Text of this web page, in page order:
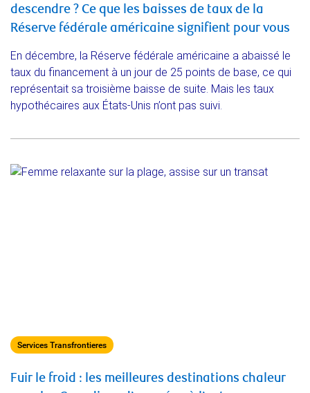
descendre ? Ce que les baisses de taux de la
Réserve fédérale américaine signifient pour vous
En décembre, la Réserve fédérale américaine a abaissé le
taux du financement à un jour de 25 points de base, ce qui
représentait sa troisième baisse de suite. Mais les taux
hypothécaires aux États-Unis n’ont pas suivi.
Services Transfrontieres
Fuir le froid : les meilleures destinations chaleur